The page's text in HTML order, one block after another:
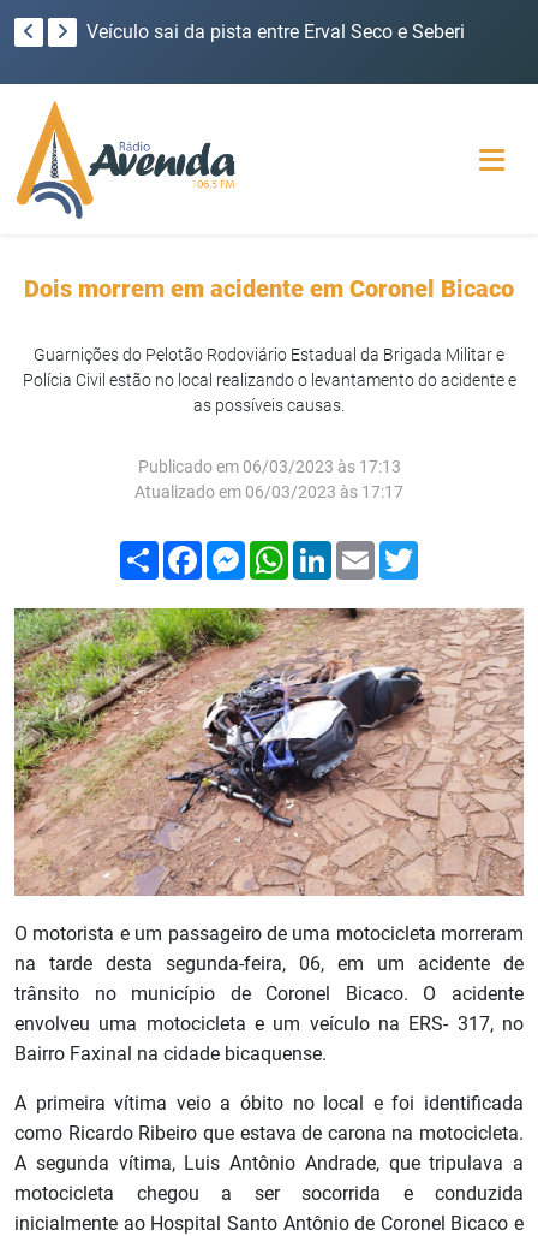
Eleições 2024: Rádio Avenida FM encerra série de entrevistas com candidatos a prefeito de Redentora Veículo sai da pista entre Erval Seco e Seberi
Dois morrem em acidente em Coronel Bicaco
Guarnições do Pelotão Rodoviário Estadual da Brigada Militar e
Polícia Civil estão no local realizando o levantamento do acidente e
as possíveis causas.
Publicado em 06/03/2023 às 17:13
Atualizado em 06/03/2023 às 17:17
Compartilhar
FacebookMessenger
WhatsApp
LinkedIn
Email
O motorista e um passageiro de uma motocicleta morreram
na tarde desta segunda-feira, 06, em um acidente de
trânsito no município de Coronel Bicaco. O acidente
envolveu uma motocicleta e um veículo na ERS- 317, no
Bairro Faxinal na cidade bicaquense.
A primeira vítima veio a óbito no local e foi identificada
como Ricardo Ribeiro que estava de carona na motocicleta.
A segunda vítima, Luis Antônio Andrade, que tripulava a
motocicleta chegou a ser socorrida e conduzida
inicialmente ao Hospital Santo Antônio de Coronel Bicaco e